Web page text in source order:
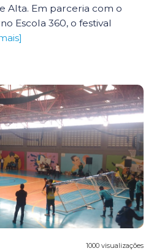
Alta. Em parceria com o
Escola 360, o festival
1000 visualizações